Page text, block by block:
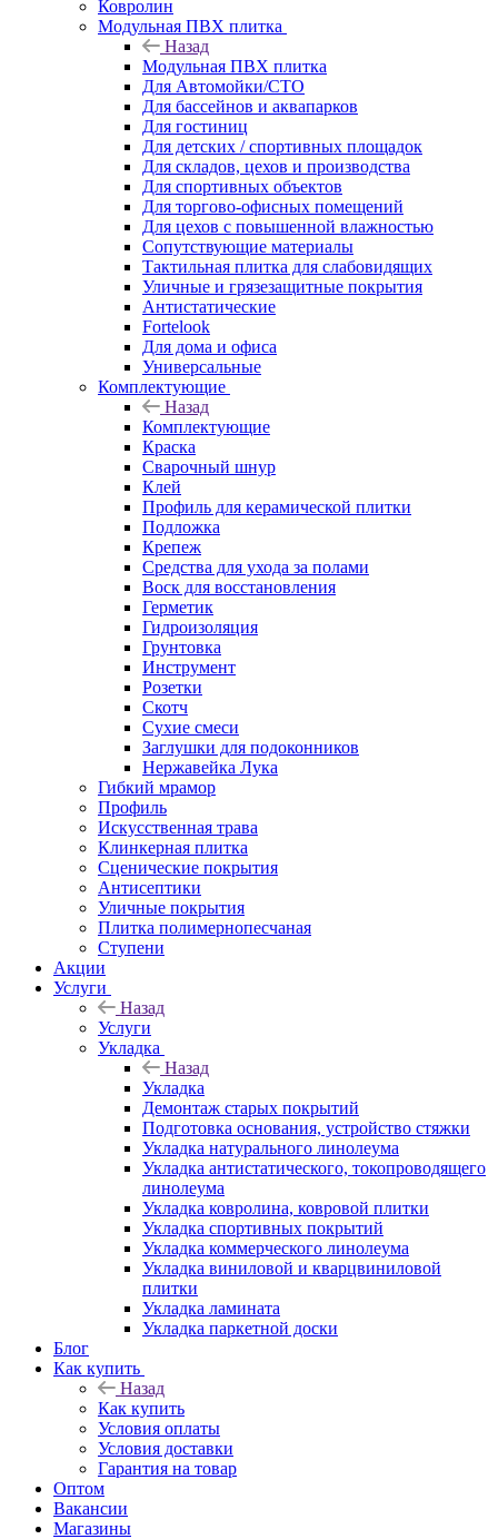
Ковролин
Модульная ПВХ плитка
Назад
Модульная ПВХ плитка
Для Автомойки/СТО
Для бассейнов и аквапарков
Для гостиниц
Для детских / спортивных площадок
Для складов, цехов и производства
Для спортивных объектов
Для торгово-офисных помещений
Для цехов с повышенной влажностью
Сопутствующие материалы
Тактильная плитка для слабовидящих
Уличные и грязезащитные покрытия
Антистатические
Fortelook
Для дома и офиса
Универсальные
Комплектующие
Назад
Комплектующие
Краска
Сварочный шнур
Клей
Профиль для керамической плитки
Подложка
Крепеж
Средства для ухода за полами
Воск для восстановления
Герметик
Гидроизоляция
Грунтовка
Инструмент
Розетки
Скотч
Сухие смеси
Заглушки для подоконников
Нержавейка Лука
Гибкий мрамор
Профиль
Искусственная трава
Клинкерная плитка
Сценические покрытия
Антисептики
Уличные покрытия
Плитка полимернопесчаная
Ступени
Акции
Услуги
Назад
Услуги
Укладка
Назад
Укладка
Демонтаж старых покрытий
Подготовка основания, устройство стяжки
Укладка натурального линолеума
Укладка антистатического, токопроводящего
линолеума
Укладка ковролина, ковровой плитки
Укладка спортивных покрытий
Укладка коммерческого линолеума
Укладка виниловой и кварцвиниловой
плитки
Укладка ламината
Укладка паркетной доски
Блог
Как купить
Назад
Как купить
Условия оплаты
Условия доставки
Гарантия на товар
Оптом
Вакансии
Магазины